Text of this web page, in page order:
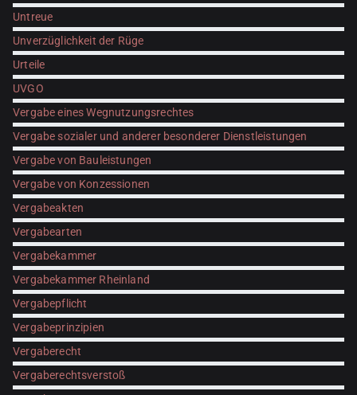
Untreue
Unverzüglichkeit der Rüge
Urteile
UVGO
Vergabe eines Wegnutzungsrechtes
Vergabe sozialer und anderer besonderer Dienstleistungen
Vergabe von Bauleistungen
Vergabe von Konzessionen
Vergabeakten
Vergabearten
Vergabekammer
Vergabekammer Rheinland
Vergabepflicht
Vergabeprinzipien
Vergaberecht
Vergaberechtsverstoß